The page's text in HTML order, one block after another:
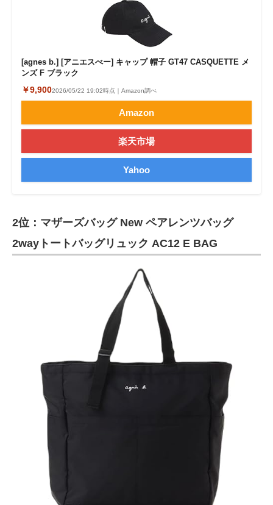
[agnes b.] [アニエスべー] キャップ 帽子 GT47 CASQUETTE メ
ンズ F ブラック
￥9,9002026/05/22 19:02時点｜Amazon調べ
Amazon
楽天市場
Yahoo
2位：マザーズバッグ New ペアレンツバッグ
2wayトートバッグリュック AC12 E BAG